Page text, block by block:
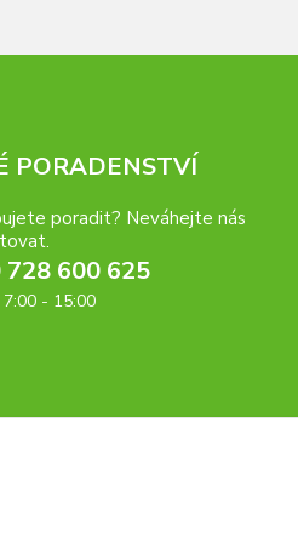
PORADENSTVÍ
poradit? Neváhejte nás
728 600 625
- 15:00